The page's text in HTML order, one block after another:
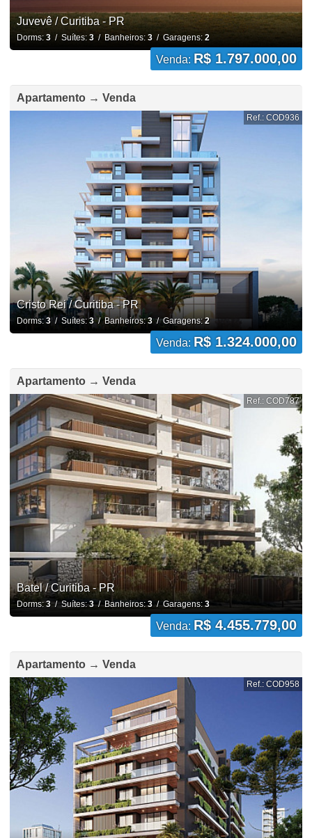
Juvevê / Curitiba - PR
Dorms: 3/ Suítes: 3/ Banheiros: 3/ Garagens: 2
Venda: R$ 1.797.000,00
Apartamento → Venda
Ref.: COD936
Cristo Rei / Curitiba - PR
Dorms: 3/ Suítes:3/ Banheiros:3/ Garagens:2
Venda: R$ 1.324.000,00
Apartamento → Venda
Ref.: COD787
Batel / Curitiba - PR
Dorms:3/ Suítes:3/ Banheiros:3/ Garagens: 3
Venda: R$ 4.455.779,00
Apartamento → Venda
Ref.: COD958